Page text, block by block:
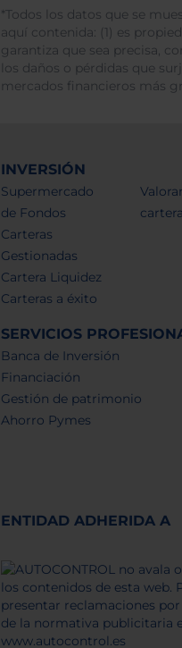
*Todos los datos que se
aquí contenida: (1) es
garantiza que sea precisa,
los daños o pérdidas que
mercados financieros más
INVERSIÓN
Supermercado
de Fondos
Carteras
Gestionadas
Cartera Liquidez
Carteras a éxito
cartera
SERVICIOS
Banca de Inversión
Financiación
Gestión de patrimonio
Ahorro Pymes
ENTIDAD ADHERIDA A